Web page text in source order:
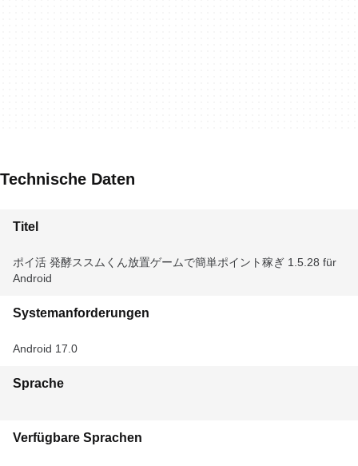
Technische Daten
Titel
ポイ活 発酵ススムくん放置ゲームで簡単ポイント稼ぎ 1.5.28 für
Android
Systemanforderungen
Android 17.0
Sprache
Verfügbare Sprachen